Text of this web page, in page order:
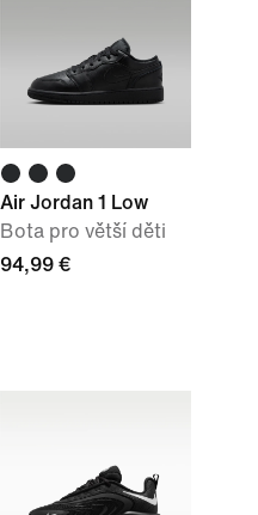
Air Jordan 1 Low
Bota pro větší děti
94,99 €